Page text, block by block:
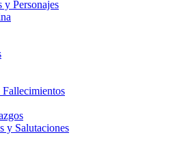
Personajes
y Salutaciones